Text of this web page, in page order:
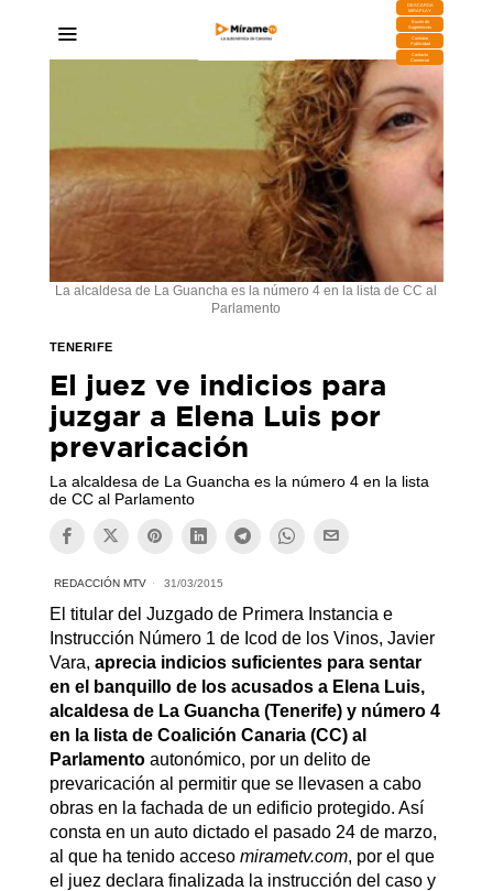
DESCARGA
MIRAPLAY
Buzón de
Sugerencias
Contratar
Publicidad
Contacto
Comercial
La alcaldesa de La Guancha es la número 4 en la lista de CC al
Parlamento
TENERIFE
El juez ve indicios para
juzgar a Elena Luis por
prevaricación
La alcaldesa de La Guancha es la número 4 en la lista
de CC al Parlamento
REDACCIÓN MTV 31/03/2015
El titular del Juzgado de Primera Instancia e
Instrucción Número 1 de Icod de los Vinos, Javier
Vara, aprecia indicios suficientes para sentar
en el banquillo de los acusados a Elena Luis,
alcaldesa de La Guancha (Tenerife) y número 4
en la lista de Coalición Canaria (CC) al
Parlamentoautonómico, por un delito de
prevaricación al permitir que se llevasen a cabo
obras en la fachada de un edificio protegido. Así
consta en un auto dictado el pasado 24 de marzo,
al que ha tenido acceso mirametv.com, por el que
el juez declara finalizada la instrucción del caso y